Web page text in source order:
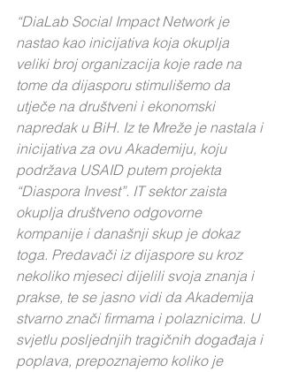
“DiaLab Social Impact Network je
nastao kao inicijativa koja okuplja
veliki broj organizacija koje rade na
tome da dijasporu stimulišemo da
utječe na društveni i ekonomski
napredak u BiH. Iz te Mreže je nastala i
inicijativa za ovu Akademiju, koju
podržava USAID putem projekta
“Diaspora Invest”. IT sektor zaista
okuplja društveno odgovorne
kompanije i današnji skup je dokaz
toga. Predavači iz dijaspore su kroz
nekoliko mjeseci dijelili svoja znanja i
prakse, te se jasno vidi da Akademija
stvarno znači firmama i polaznicima. U
svjetlu posljednjih tragičnih događaja i
poplava, prepoznajemo koliko je